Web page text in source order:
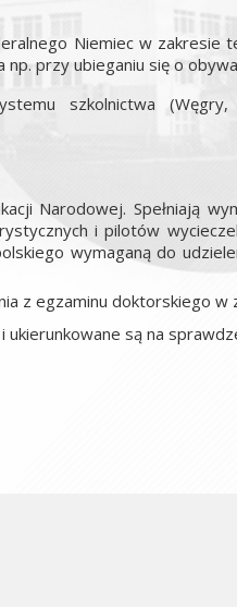
Niemiec w
przy ubieganiu się o
szkolnictwa
Narodowej. Spełniają
i pilotów
wymaganą do
z egzaminu doktorskiego
są na